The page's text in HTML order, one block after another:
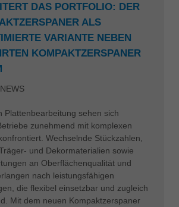
DAS PORTFOLIO: DER
ALS
VARIANTE NEBEN
KOMPAKTZERSPANER
NEWS
Plattenbearbeitung sehen sich
zunehmend mit komplexen
Wechselnde Stückzahlen,
und Dekormaterialien sowie
an Oberflächenqualität und
nach leistungsfähigen
die flexibel einsetzbar und zugleich
Mit dem neuen Kompaktzerspaner